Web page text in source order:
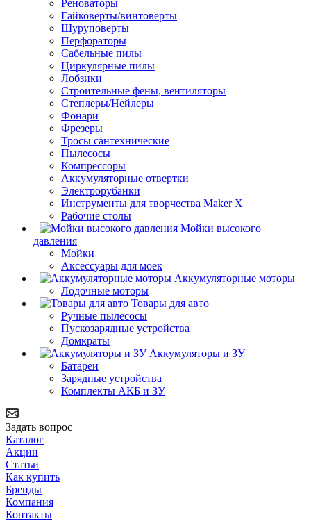
Реноваторы
Гайковерты/винтоверты
Шуруповерты
Перфораторы
Сабельные пилы
Циркулярные пилы
Лобзики
Строительные фены, вентиляторы
Степлеры/Нейлеры
Фонари
Фрезеры
Тросы сантехнические
Пылесосы
Компрессоры
Аккумуляторные отвертки
Электрорубанки
Инструменты для творчества Maker X
Рабочие столы
Мойки высокого
давления
Мойки
Аксессуары для моек
Аккумуляторные моторы
Лодочные моторы
Товары для авто
Ручные пылесосы
Пускозарядные устройства
Домкраты
Аккумуляторы и ЗУ
Батареи
Зарядные устройства
Комплекты АКБ и ЗУ
Задать вопрос
Каталог
Акции
Статьи
Как купить
Бренды
Компания
Контакты